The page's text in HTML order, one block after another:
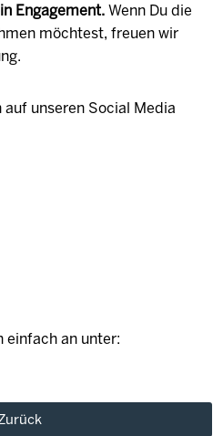
Engagement. Wenn Du die
möchtest, freuen wir
auf unseren Social Media
einfach an unter: